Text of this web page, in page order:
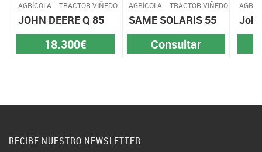
AGRÍCOLA TRACTOR VIÑEDO
JOHN DEERE Q 85
18.300€
AGRÍCOLA TRACTOR VIÑEDO
SAME SOLARIS 55
Consultar
RECIBE NUESTRO NEWSLETTER